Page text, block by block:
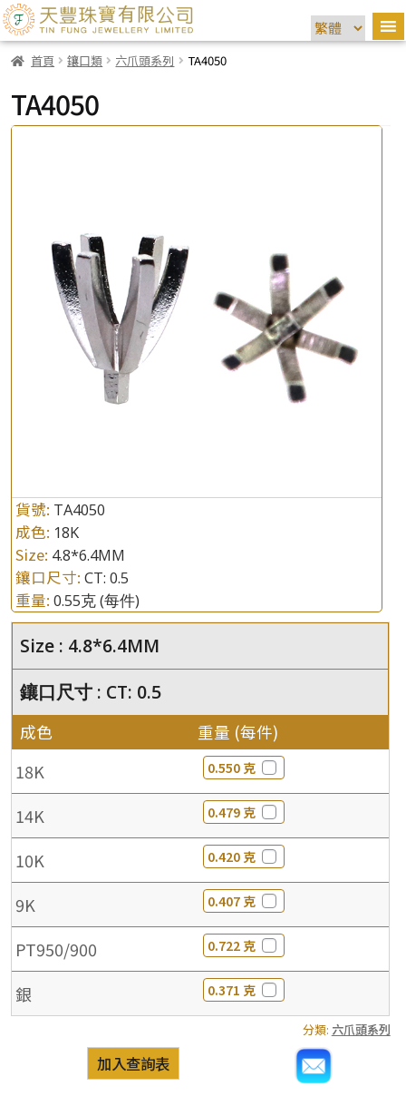
首頁 鑲口類 六爪頭系列 TA4050
TA4050
貨號: TA4050
成色: 18K
Size: 4.8*6.4MM
鑲口尺寸: CT: 0.5
重量: 0.55克(每件)
Size : 4.8*6.4MM
鑲口尺寸 : CT: 0.5
成色 重量 (每件)
18K 0.550 克
14K 0.479 克
10K 0.420 克
9K 0.407 克
PT950/900 0.722 克
銀 0.371 克
分類: 六爪頭系列
加入查詢表